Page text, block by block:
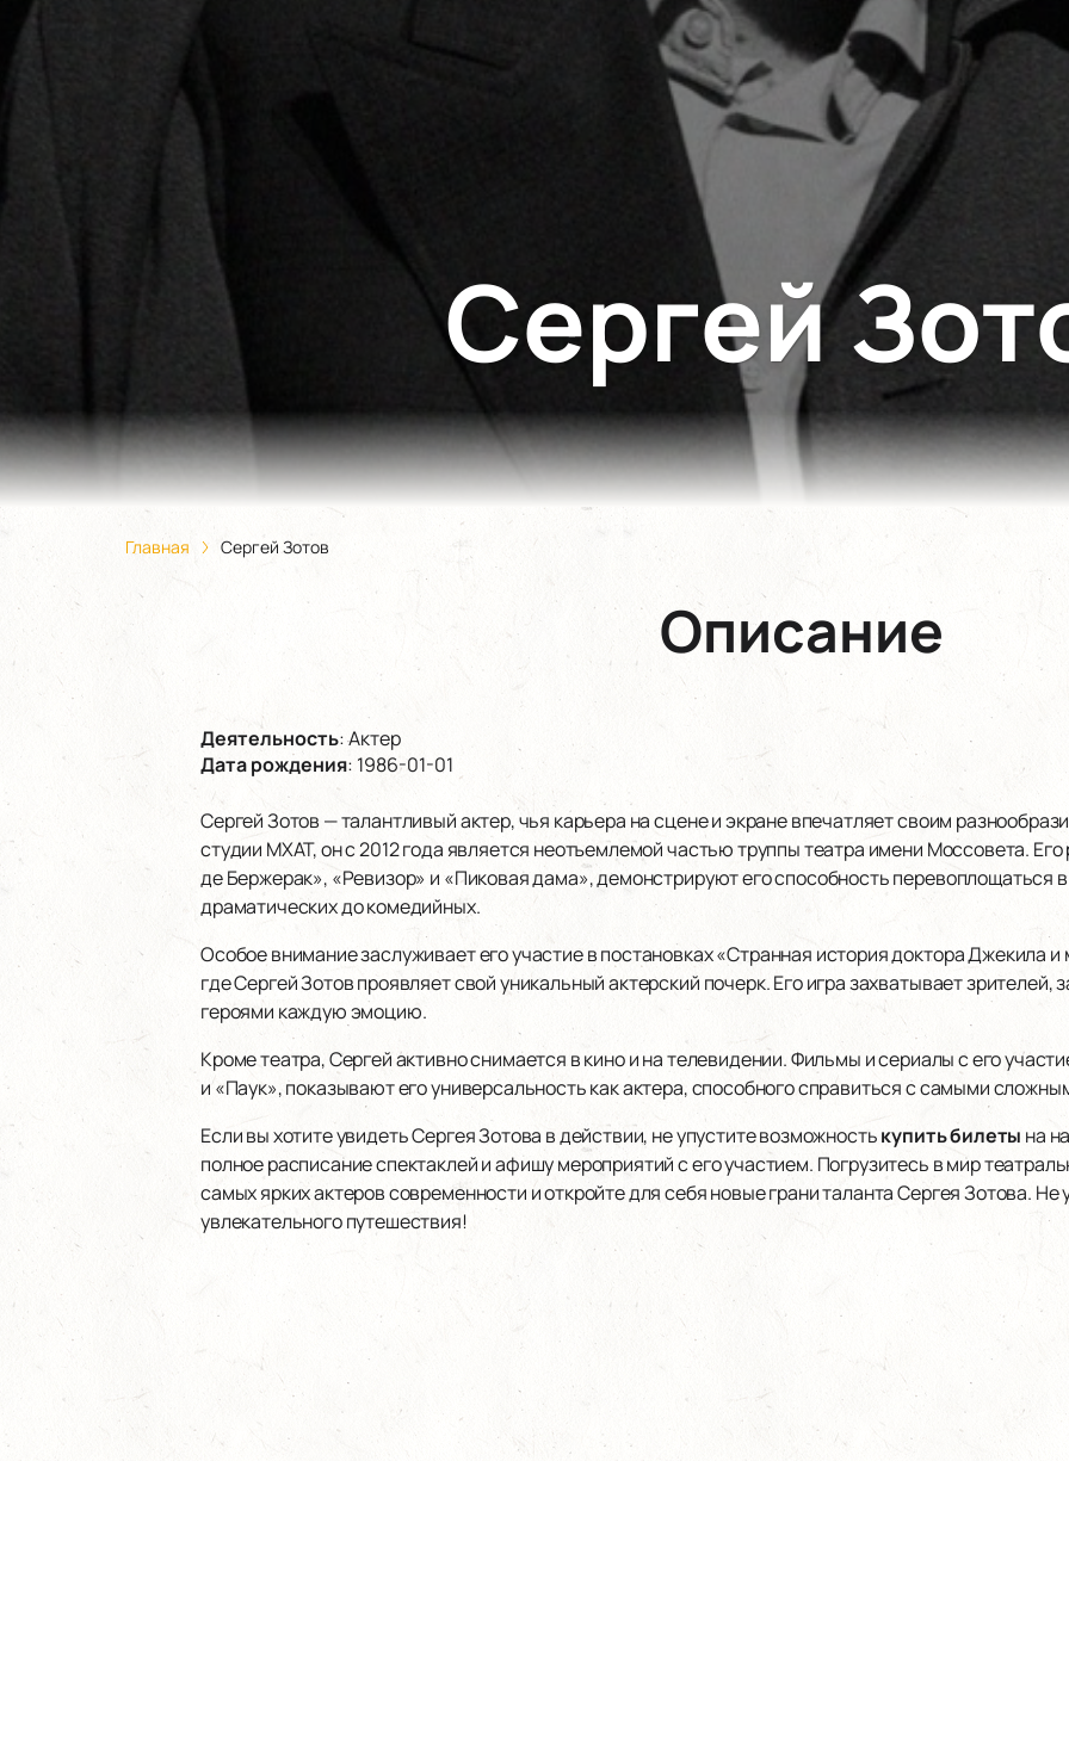
Сергей
Главная Сергей Зотов
Описание
Деятельность:Актер
Дата рождения: 1986-01-01
Сергей Зотов — талантливый актер, чья карьера на сцене и экране впечатляет своим
студии МХАТ, он с 2012 года является неотъемлемой частью труппы театра имени Моссовета. Его
де Бержерак», «Ревизор» и «Пиковая дама», демонстрируют его способность перевоплощаться
драматических до комедийных.
Особое внимание заслуживает его участие в постановках «Странная история доктора Джекила
где Сергей Зотов проявляет свой уникальный актерский почерк. Его игра захватывает зрителей,
героями каждую эмоцию.
Кроме театра, Сергей активно снимается в кино и на телевидении. Фильмы и сериалы с его
и «Паук», показывают его универсальность как актера, способного справиться с самыми
Если вы хотите увидеть Сергея Зотова в действии, не упустите возможностькупить билеты на
полное расписание спектаклей и афишу мероприятий с его участием. Погрузитесь в мир
самых ярких актеров современности и откройте для себя новые грани таланта Сергея Зотова. Не
увлекательного путешествия!